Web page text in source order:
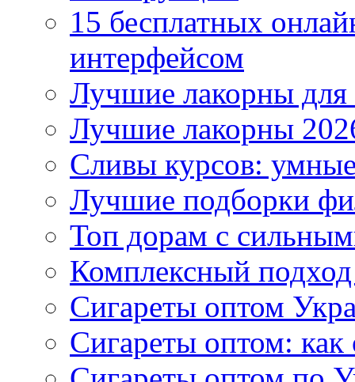
15 бесплатных
интерфейсом
Лучшие лакорны для
Лучшие лакорны
Сливы курсов:
Лучшие подборки
Топ дорам с
Комплексный
Сигареты оптом
Сигареты оптом: как